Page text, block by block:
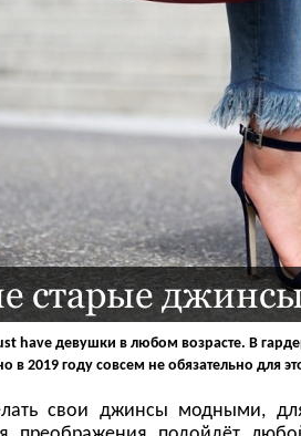
старые
have девушки в любом возрасте. В
в 2019 году совсем не обязательно для
свои джинсы модными,